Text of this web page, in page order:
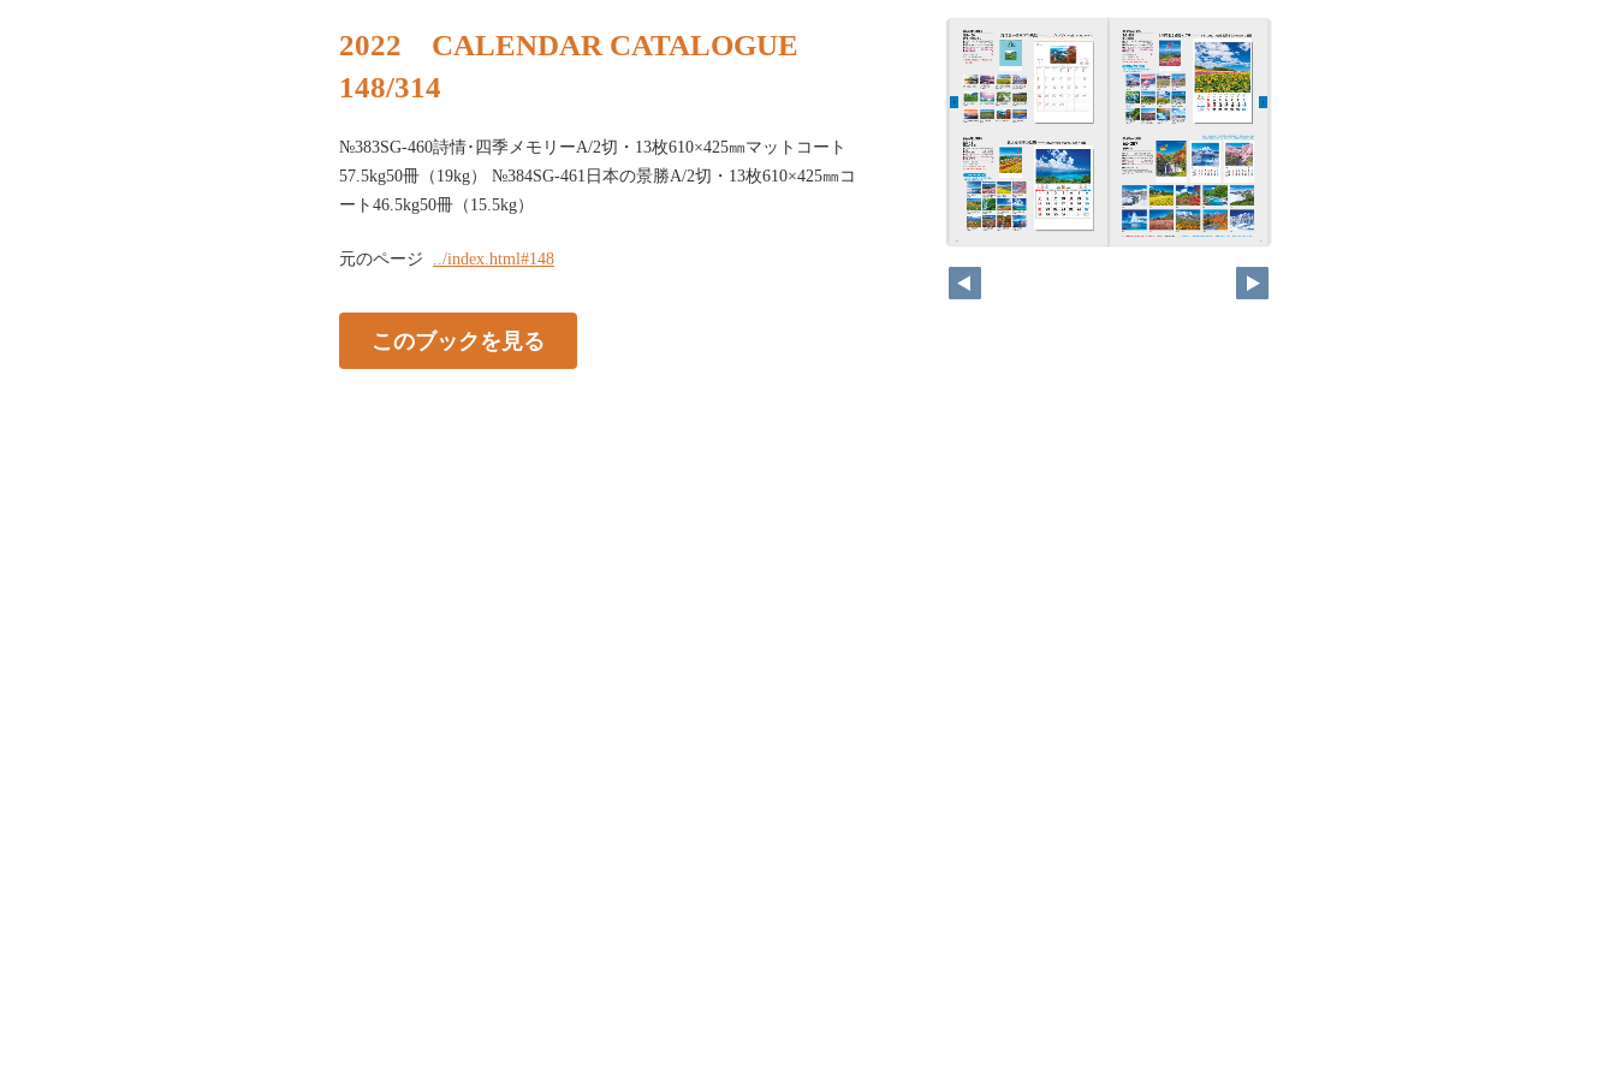
2022 CALENDAR CATALOGUE
148/314
№383SG-460詩情･四季メモリーA/2切・13枚610×425㎜マットコート
57.5kg50冊（19kg） №384SG-461日本の景勝A/2切・13枚610×425㎜コ
ート46.5kg50冊（15.5kg）
元のページ ../index.html#148
このブックを見る